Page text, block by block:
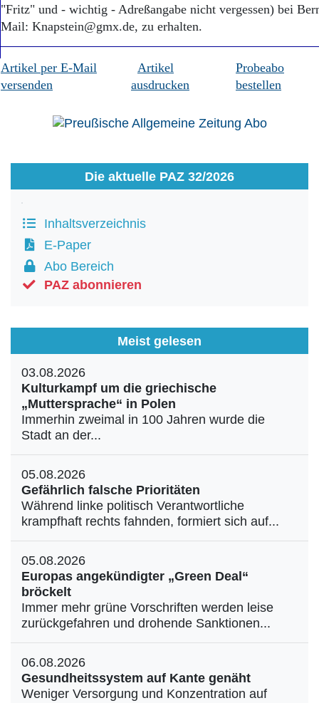
"Fritz" und - wichtig - Adreßangabe nicht vergessen) bei
Mail: Knapstein@gmx.de, zu erhalten.
Artikel per E-Mail
versenden
Artikel
ausdrucken
Probeabo
bestellen
Die aktuelle PAZ 32/2026
Inhaltsverzeichnis
E-Paper
Abo Bereich
PAZ abonnieren
Meist gelesen
03.08.2026
Kulturkampf um die griechische
„Muttersprache“ in Polen
Immerhin zweimal in 100 Jahren wurde die
Stadt an der...
05.08.2026
Gefährlich falsche Prioritäten
Während linke politisch Verantwortliche
krampfhaft rechts fahnden, formiert sich auf...
05.08.2026
Europas angekündigter „Green Deal“
bröckelt
Immer mehr grüne Vorschriften werden leise
zurückgefahren und drohende Sanktionen...
06.08.2026
Gesundheitssystem auf Kante genäht
Weniger Versorgung und Konzentration auf